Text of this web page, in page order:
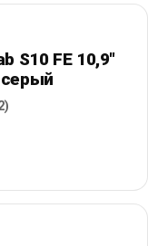
S10 FE 10,9"
серый